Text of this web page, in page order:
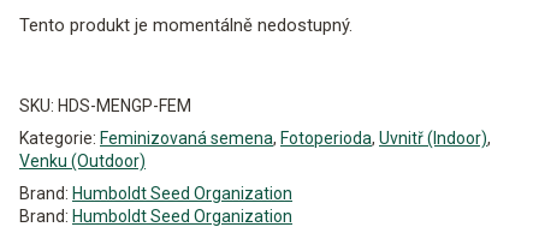
Tento produkt je momentálně nedostupný.
SKU: HDS-MENGP-FEM
Kategorie: Feminizovaná semena, Fotoperioda, Uvnitř (Indoor),
Venku (Outdoor)
Brand: Humboldt Seed Organization
Brand: Humboldt Seed Organization